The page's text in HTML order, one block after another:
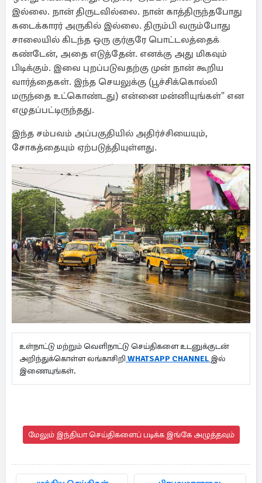
இல்லை. நான் திருடவில்லை. நான் காத்திருந்தபோது
கடைக்காரர் அருகில் இல்லை. திரும்பி வரும்போது
சாலையில் கிடந்த ஒரு குர்குரே பொட்டலத்தைக்
கண்டேன், அதை எடுத்தேன். எனக்கு அது மிகவும்
பிடிக்கும். இவை புறப்படுவதற்கு முன் நான் கூறிய
வார்த்தைகள். இந்த செயலுக்கு (பூச்சிக்கொல்லி
மருந்தை உட்கொண்டது) என்னை மன்னியுங்கள்" என
எழுதப்பட்டிருந்தது.
இந்த சம்பவம் அப்பகுதியில் அதிர்ச்சியையும்,
சோகத்தையும் ஏற்படுத்தியுள்ளது.
உள்நாட்டு மற்றும் வெளிநாட்டு செய்திகளை உடனுக்குடன்
அறிந்துக்கொள்ள லங்காசிறி WHATSAPP CHANNEL இல்
இணையுங்கள்.
மேலும் இந்தியா செய்திகளைப் படிக்க இங்கே அழுத்தவும்